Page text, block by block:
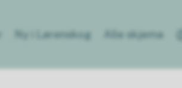
Ny i Lørenskog Alle skjema